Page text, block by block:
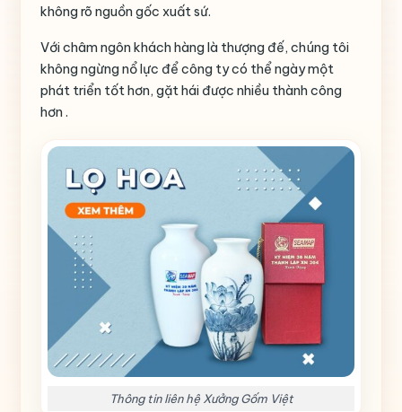
không rõ nguồn gốc xuất sứ.
Với châm ngôn khách hàng là thượng đế, chúng tôi
không ngừng nổ lực để công ty có thể ngày một
phát triển tốt hơn, gặt hái được nhiều thành công
hơn .
Thông tin liên hệ Xưởng Gốm Việt